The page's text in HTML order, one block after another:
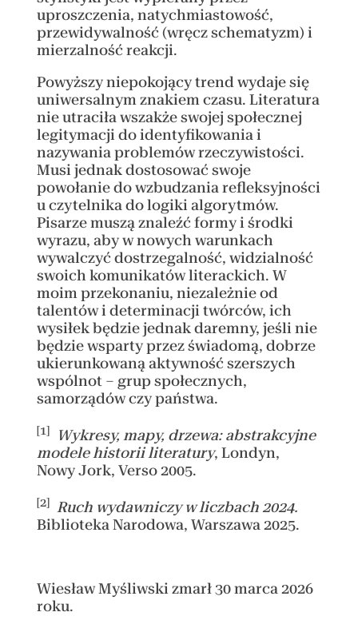
uproszczenia, natychmiastowość,
przewidywalność (wręcz schematyzm) i
mierzalność reakcji.
Powyższy niepokojący trend wydaje się
uniwersalnym znakiem czasu. Literatura
nie utraciła wszakże swojej społecznej
legitymacji do identyfikowania i
nazywania problemów rzeczywistości.
Musi jednak dostosować swoje
powołanie do wzbudzania refleksyjności
u czytelnika do logiki algorytmów.
Pisarze muszą znaleźć formy i środki
wyrazu, aby w nowych warunkach
wywalczyć dostrzegalność, widzialność
swoich komunikatów literackich. W
moim przekonaniu, niezależnie od
talentów i determinacji twórców, ich
wysiłek będzie jednak daremny, jeśli nie
będzie wsparty przez świadomą, dobrze
ukierunkowaną aktywność szerszych
wspólnot – grup społecznych,
samorządów czy państwa.
[1]
Wykresy, mapy, drzewa: abstrakcyjne
modele historii literatury, Londyn,
Nowy Jork, Verso 2005.
[2]
Ruch wydawniczy w liczbach 2024.
Biblioteka Narodowa, Warszawa 2025.
Wiesław Myśliwski zmarł 30 marca 2026
roku.